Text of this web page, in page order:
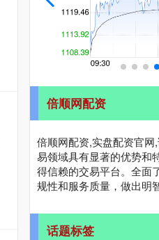
倍顺网配资
倍顺网配资,实盘配资官
易领域具有显著的优势和
得信赖的交易平台。全面
规性和服务质量，做出明
话题标签